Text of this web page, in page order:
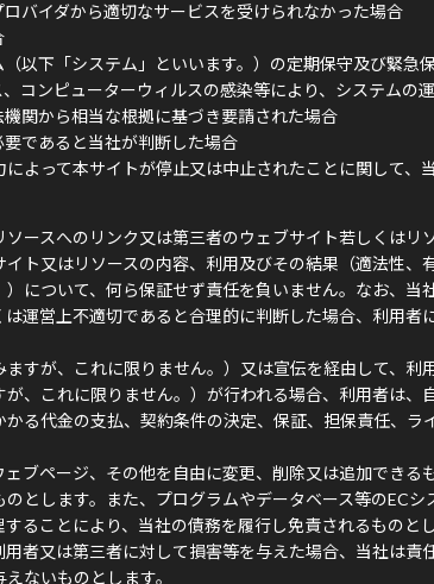
バイダから適切なサービスを受けられなかった場合
以下「システム」といいます。）の定期保守及び緊急
コンピューターウィルスの感染等により、システムの
関から相当な根拠に基づき要請された場合
であると当社が判断した場合
よって本サイトが停止又は中止されたことに関して、
ースへのリンク又は第三者のウェブサイト若しくはリ
ト又はリソースの内容、利用及びその結果（適法性、
について、何ら保証せず責任を負いません。なお、当
運営上不適切であると合理的に判断した場合、利用者
すが、これに限りません。）又は宣伝を経由して、利
、これに限りません。）が行われる場合、利用者は、
る代金の支払、契約条件の決定、保証、担保責任、ラ
ブページ、その他を自由に変更、削除又は追加できる
とします。また、プログラムやデータベース等のECシ
ることにより、当社の債務を履行し免責されるものとし
者又は第三者に対して損害等を与えた場合、当社は責
ないものとします。